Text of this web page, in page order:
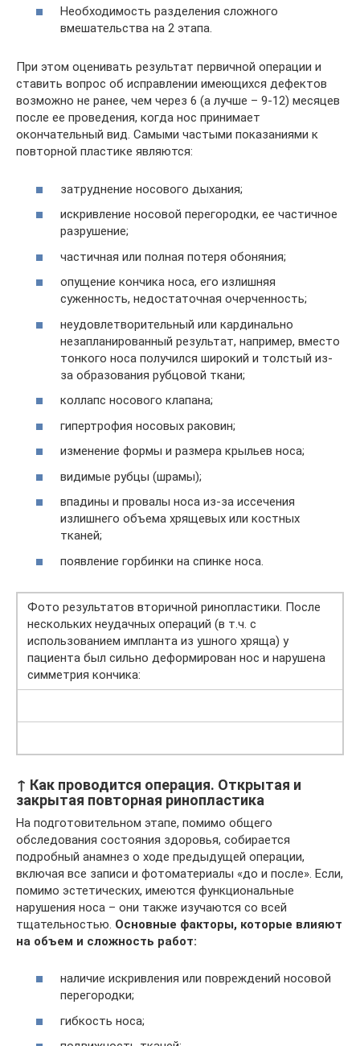
Необходимость разделения сложного
вмешательства на 2 этапа.
При этом оценивать результат первичной операции и
ставить вопрос об исправлении имеющихся дефектов
возможно не ранее, чем через 6 (а лучше – 9-12) месяцев
после ее проведения, когда нос принимает
окончательный вид. Самыми частыми показаниями к
повторной пластике являются:
затруднение носового дыхания;
искривление носовой перегородки, ее частичное
разрушение;
частичная или полная потеря обоняния;
опущение кончика носа, его излишняя
суженность, недостаточная очерченность;
неудовлетворительный или кардинально
незапланированный результат, например, вместо
тонкого носа получился широкий и толстый из-
за образования рубцовой ткани;
коллапс носового клапана;
гипертрофия носовых раковин;
изменение формы и размера крыльев носа;
видимые рубцы (шрамы);
впадины и провалы носа из-за иссечения
излишнего объема хрящевых или костных
тканей;
появление горбинки на спинке носа.
Фото результатов вторичной ринопластики. После
нескольких неудачных операций (в т.ч. с
использованием импланта из ушного хряща) у
пациента был сильно деформирован нос и нарушена
симметрия кончика:
↑ Как проводится операция. Открытая и
закрытая повторная ринопластика
На подготовительном этапе, помимо общего
обследования состояния здоровья, собирается
подробный анамнез о ходе предыдущей операции,
включая все записи и фотоматериалы «до и после». Если,
помимо эстетических, имеются функциональные
нарушения носа – они также изучаются со всей
тщательностью. Основные факторы, которые влияют
на объем и сложность работ:
наличие искривления или повреждений носовой
перегородки;
гибкость носа;